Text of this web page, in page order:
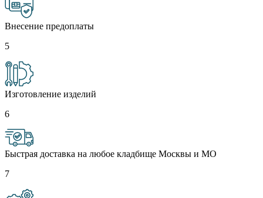
Внесение предоплаты
5
Изготовление изделий
6
Быстрая доставка на любое кладбище Москвы и МО
7